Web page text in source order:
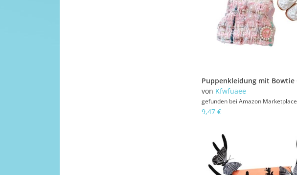
von Kfwfuaee
gefunden bei Amazon Marketplace
9,47 €